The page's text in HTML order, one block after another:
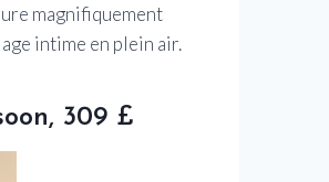
magnifiquement
intime en plein air.
309 £